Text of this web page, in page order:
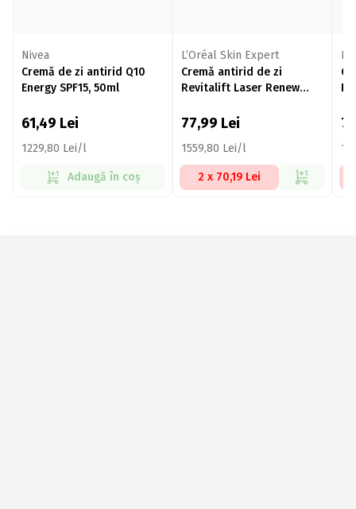
Nivea
Cremă de zi antirid Q10
Energy SPF15, 50ml
61,49 Lei
1229,80 Lei/l
Adaugă în coș
L’Oréal Skin Expert
Cremă antirid de zi
Revitalift Laser Renew
77,99 Lei
1559,80 Lei/l
2 x 70,19 Lei